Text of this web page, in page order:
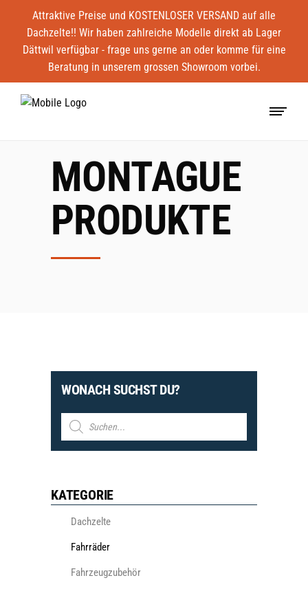
Attraktive Preise und KOSTENLOSER VERSAND auf alle
Dachzelte!! Wir haben zahlreiche Modelle direkt ab Lager
Dättwil verfügbar - frage uns gerne an oder komme für eine
Beratung in unserem grossen Showroom vorbei.
MONTAGUE
PRODUKTE
WONACH SUCHST DU?
Products
search
KATEGORIE
Dachzelte
Fahrräder
Fahrzeugzubehör